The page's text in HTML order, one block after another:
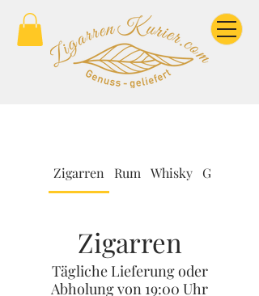
Zigarren Rum Whisky
Zigarren
Tägliche Lieferung oder
Abholung von 19:00 Uhr